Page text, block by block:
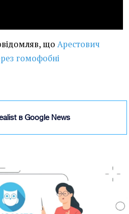
що Арестович
гомофобні
в Google News